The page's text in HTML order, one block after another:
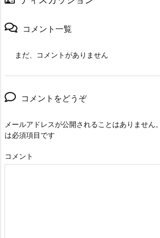
コメント一覧
まだ、コメントがありません
コメントをどうぞ
メールアドレスが公開されることはありません。
は必須項目です
コメント